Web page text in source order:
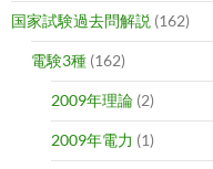
国家試験過去問解説 (162)
電験3種 (162)
2009年理論 (2)
2009年電力 (1)